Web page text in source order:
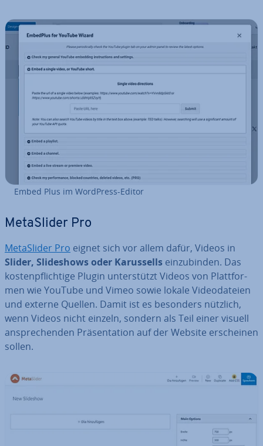
Embed Plus im WordPress-Editor
Me­taS­li­der Pro
Me­taS­li­der Pro eignet sich vor allem dafür, Videos in
Slider, Slide­shows oder Ka­rus­sells ein­zu­bin­den. Das
kos­ten­pflich­ti­ge Plugin un­ter­stützt Videos von Platt­for­
men wie YouTube und Vimeo sowie lokale Vi­deo­da­tei­en
und externe Quellen. Damit ist es besonders nützlich,
wenn Videos nicht einzeln, sondern als Teil einer visuell
an­spre­chen­den Prä­sen­ta­ti­on auf der Website er­schei­nen
sollen.